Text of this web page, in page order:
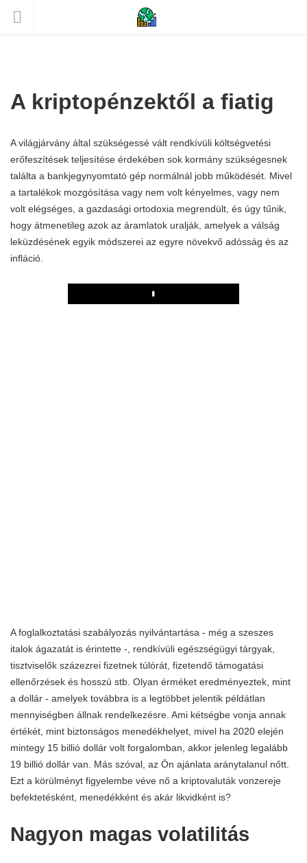
A kriptopénzektől a fiatig
A világjárvány által szükségessé vált rendkívüli költségvetési
erőfeszítések teljesítése érdekében sok kormány szükségesnek
találta a bankjegynyomtató gép normálnál jobb működését. Mivel
a tartalékok mozgósítása vagy nem volt kényelmes, vagy nem
volt elégséges, a gazdasági ortodoxia megrendült, és úgy tűnik,
hogy átmenetileg azok az áramlatok uralják, amelyek a válság
leküzdésének egyik módszerei az egyre növekvő adósság és az
infláció.
Play
A foglalkoztatási szabályozás nyilvántartása - még a szeszes
italok ágazatát is érintette -, rendkívüli egészségügyi tárgyak,
tisztviselők százezrei fizetnek túlórát, fizetendő támogatási
ellenőrzések és hosszú stb. Olyan érméket eredményeztek, mint
a dollár - amelyek továbbra is a legtöbbet jelentik példátlan
mennyiségben állnak rendelkezésre. Ami kétségbe vonja annak
értékét, mint biztonságos menedékhelyet, mivel ha 2020 elején
mintegy 15 billió dollár volt forgalomban, akkor jelenleg legalább
19 billió dollár van. Más szóval, az Ön ajánlata aránytalanul nőtt.
Ezt a körülményt figyelembe véve nő a kriptovaluták vonzereje
befektetésként, menedékként és akár likvidként is?
Nagyon magas volatilitás